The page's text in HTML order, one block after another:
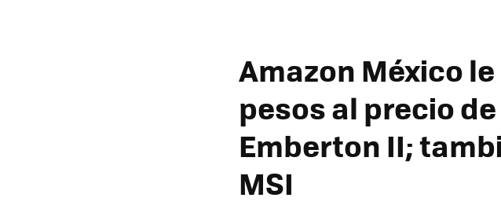
Amazon México
pesos al precio
Emberton II;
MSI